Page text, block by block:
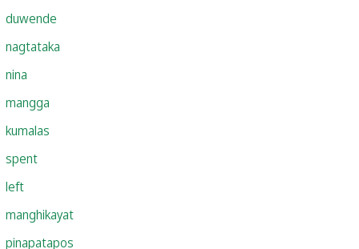
duwende
nagtataka
nina
mangga
kumalas
spent
left
manghikayat
pinapatapos